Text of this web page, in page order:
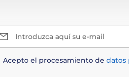
Introduzca aquí su e-mail
Acepto el procesamiento de datos